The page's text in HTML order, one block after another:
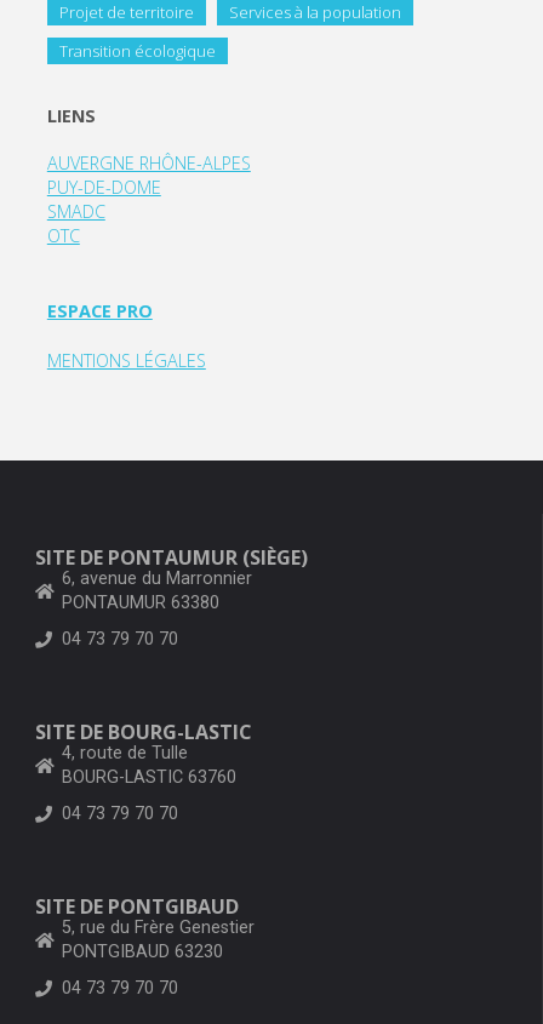
Projet de territoire
Services à la population
Transition écologique
LIENS
AUVERGNE RHÔNE-ALPES
PUY-DE-DOME
SMADC
OTC
ESPACE PRO
MENTIONS LÉGALES
SITE DE PONTAUMUR (SIÈGE)
6, avenue du Marronnier
PONTAUMUR 63380
04 73 79 70 70
SITE DE BOURG-LASTIC
4, route de Tulle
BOURG-LASTIC 63760
04 73 79 70 70
SITE DE PONTGIBAUD
5, rue du Frère Genestier
PONTGIBAUD 63230
04 73 79 70 70